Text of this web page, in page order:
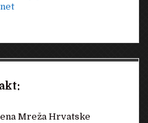
Mreža Hrvatske